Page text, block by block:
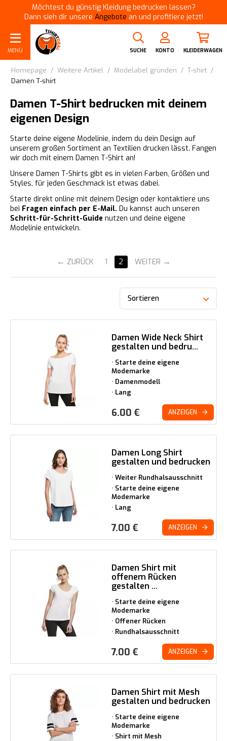
Möchtest du günstig Kleidung bedrucken lassen?
Dann sieh dir unsere Angebote an und profitiere jetzt!
MENÜ SUCHE KONTO KLEIDERWAGEN
Homepage / Weitere Artikel / Modelabel gründen / T-shirt /
Damen T-shirt
Damen T-Shirt bedrucken mit deinem
eigenen Design
Starte deine eigene Modelinie, indem du dein Design auf
unserem großen Sortiment an Textilien drucken lässt. Fangen
wir doch mit einem Damen T-Shirt an!
Unsere Damen T-Shirts gibt es in vielen Farben, Größen und
Styles, für jeden Geschmack ist etwas dabei.
Starte direkt online mit deinem Design oder kontaktiere uns
bei Fragen einfach per E-Mail. Du kannst auch unseren
Schritt-für-Schritt-Guide nutzen und deine eigene
Modelinie entwickeln.
ZURÜCK 1 2 WEITER
Sortieren
Damen Wide Neck Shirt
gestalten und bedru...
Starte deine eigene
Modemarke
Damenmodell
Lang
6.00 € ANZEIGEN
Damen Long Shirt
gestalten und bedrucken
Weiter Rundhalsausschnitt
Starte deine eigene
Modemarke
Lang
7.00 € ANZEIGEN
Damen Shirt mit
offenem Rücken
gestalten ...
Starte deine eigene
Modemarke
Offener Rücken
Rundhalsausschnitt
7.00 € ANZEIGEN
Damen Shirt mit Mesh
gestalten und bedrucken
Starte deine eigene
Modemarke
Shirt mit Mesh